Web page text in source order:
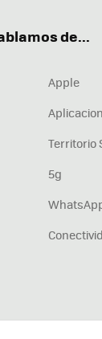
de...
Apple
Territorio
5g